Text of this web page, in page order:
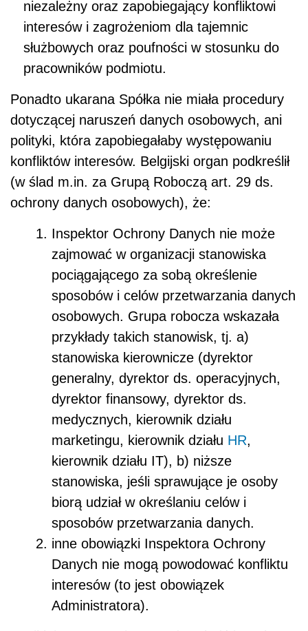
niezależny oraz zapobiegający konfliktowi
interesów i zagrożeniom dla tajemnic
służbowych oraz poufności w stosunku do
pracowników podmiotu.
Ponadto ukarana Spółka nie miała procedury
dotyczącej naruszeń danych osobowych, ani
polityki, która zapobiegałaby występowaniu
konfliktów interesów. Belgijski organ podkreślił
(w ślad m.in. za Grupą Roboczą art. 29 ds.
ochrony danych osobowych), że:
Inspektor Ochrony Danych nie może
zajmować w organizacji stanowiska
pociągającego za sobą określenie
sposobów i celów przetwarzania danych
osobowych. Grupa robocza wskazała
przykłady takich stanowisk, tj. a)
stanowiska kierownicze (dyrektor
generalny, dyrektor ds. operacyjnych,
dyrektor finansowy, dyrektor ds.
medycznych, kierownik działu
marketingu, kierownik działu HR,
kierownik działu IT), b) niższe
stanowiska, jeśli sprawujące je osoby
biorą udział w określaniu celów i
sposobów przetwarzania danych.
inne obowiązki Inspektora Ochrony
Danych nie mogą powodować konfliktu
interesów (to jest obowiązek
Administratora).